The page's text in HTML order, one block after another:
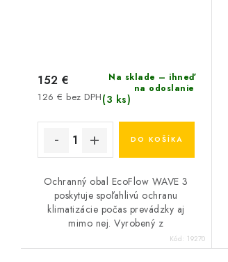
Na sklade – ihneď
na odoslanie
(3 ks)
126 € bez DPH
152 €
DO KOŠÍKA
Ochranný obal EcoFlow WAVE 3
poskytuje spoľahlivú ochranu
klimatizácie počas prevádzky aj
mimo nej. Vyrobený z
vodoodolného materiálu so
strieborným reflexným povrchom,
Kód: 19270